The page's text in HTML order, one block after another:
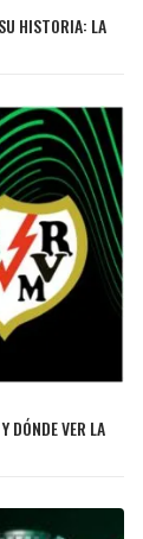
HISTORIA: LA
DÓNDE VER LA